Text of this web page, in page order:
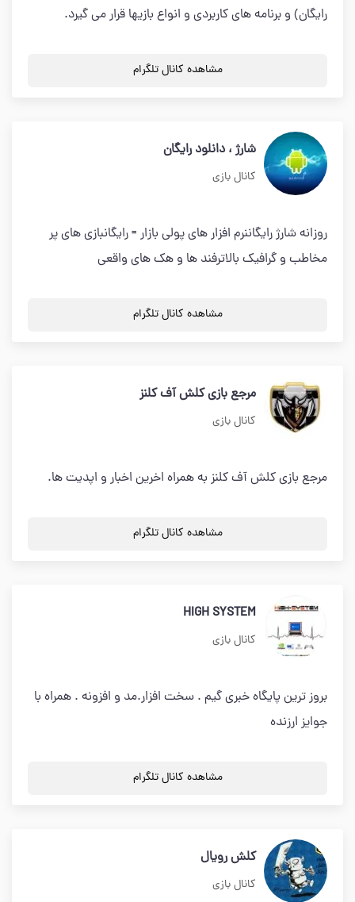
رایگان) و برنامه های کاربردی و انواع بازیها قرار می گیرد.
مشاهده کانال تلگرام
شارژ ، دانلود رایگان
کانال بازی
روزانه شارژ رایگاننرم افزار های پولی بازار = رایگانبازی های پر
مخاطب و گرافیک بالاترفند ها و هک های واقعی
مشاهده کانال تلگرام
مرجع بازی کلش آف کلنز
کانال بازی
مرجع بازی کلش آف کلنز به همراه اخرين اخبار و اپديت ها.
مشاهده کانال تلگرام
HIGH SYSTEM
کانال بازی
بروز ترین پایگاه خبری گیم . سخت افزار.مد و افزونه . همراه با
جوایز ارزنده
مشاهده کانال تلگرام
کلش رویال
کانال بازی